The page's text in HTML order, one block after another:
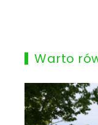
Warto